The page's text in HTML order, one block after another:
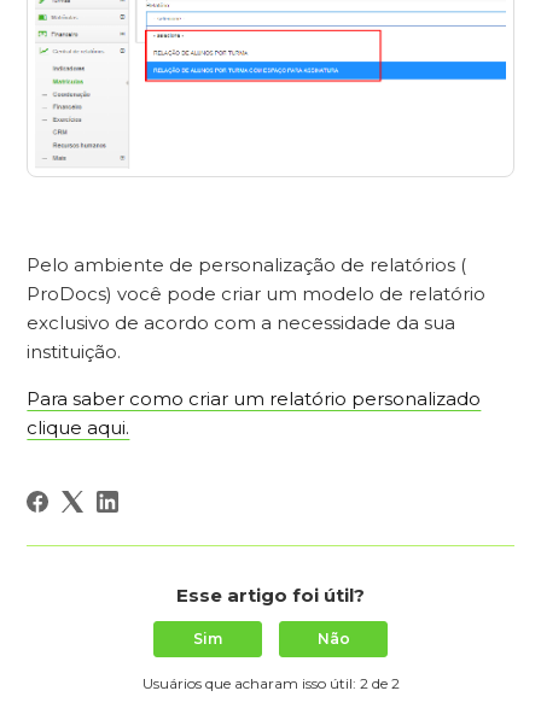
Pelo ambiente de personalização de relatórios (
ProDocs) você pode criar um modelo de relatório
exclusivo de acordo com a necessidade da sua
instituição.
Para saber como criar um relatório personalizado
clique aqui.
Esse artigo foi útil?
Sim Não
Usuários que acharam isso útil: 2 de 2